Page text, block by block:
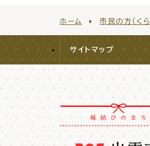
ホーム 市民の方（くら
サイトマップ